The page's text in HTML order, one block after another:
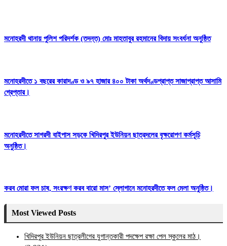
মনোহরদী থানায় পুলিশ পরিদর্শক (তদন্ত) মোঃ মাহতাবুর রহমানের বিদায় সংবর্ধনা অনুষ্ঠিত
মনোহরদীতে ১ বছরের কারাদণ্ড ও ৯৭ হাজার ৪০০ টাকা অর্থদণ্ডপ্রাপ্ত সাজাপ্রাপ্ত আসামি
গ্রেপ্তার।
মনোহরদীতে সাগরদী বাইপাস সড়কে খিদিরপুর ইউনিয়ন ছাত্রদলের বৃক্ষরোপণ কর্মসূচি
অনুষ্ঠিত।
করব মোরা ফল চাষ, সংরক্ষণ করব বারো মাস’ স্লোগানে মনোহরদীতে ফল মেলা অনুষ্ঠিত।
Most Viewed Posts
খিদিরপুর ইউনিয়ন ছাত্রলীগের যুগান্তকারী পদক্ষেপ রক্ষা পেল স্কুলের মাঠ।